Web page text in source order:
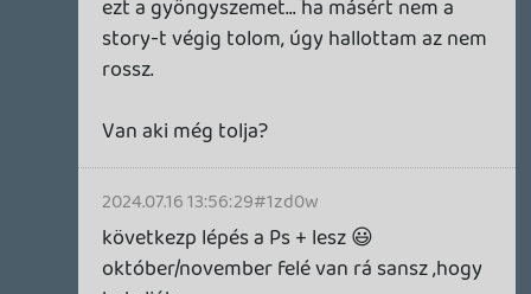
- 1 napja
Cloud Koktélbár
Nintendo Wiigadó
soliduss- 1 napja
Sorozatok